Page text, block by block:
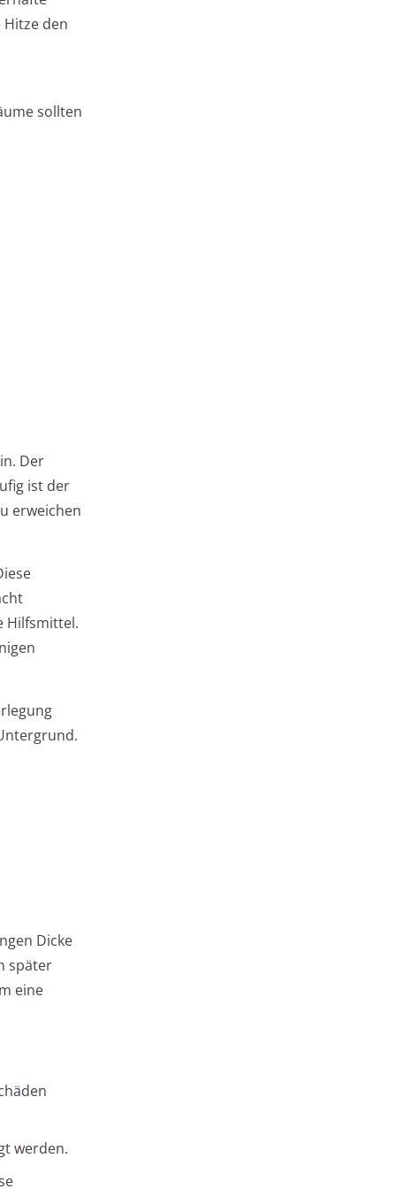
Hitze den
sollten
Der
ist der
erweichen
Hilfsmittel.
Dicke
später
eine
werden.